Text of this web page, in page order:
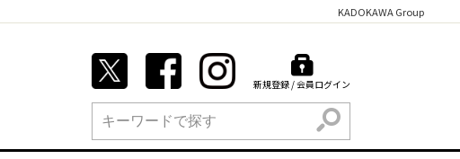
KADOKAWA Group
新規登録 / 会員ログイン
検索